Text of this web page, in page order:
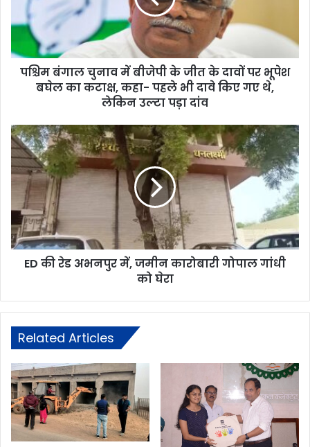
पश्चिम बंगाल चुनाव में बीजेपी के जीत के दावों पर भूपेश
बघेल का कटाक्ष, कहा- पहले भी दावे किए गए थे,
लेकिन उल्टा पड़ा दांव
ED की रेड अभनपुर में, जमीन कारोबारी गोपाल गांधी
को घेरा
Related Articles